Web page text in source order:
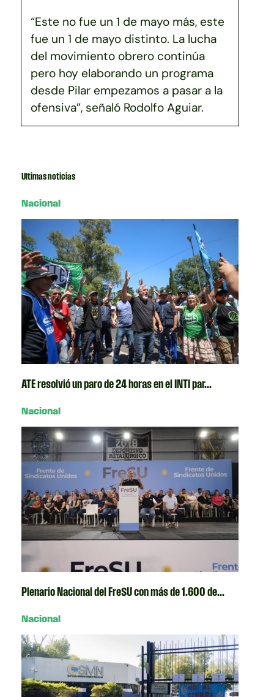
“Este no fue un 1 de mayo más, este
fue un 1 de mayo distinto. La lucha
del movimiento obrero continúa
pero hoy elaborando un programa
desde Pilar empezamos a pasar a la
ofensiva”, señaló Rodolfo Aguiar.
Ultimas noticias
Nacional
ATE resolvió un paro de 24 horas en el INTI par...
Nacional
Plenario Nacional del FreSU con más de 1.600 de...
Nacional